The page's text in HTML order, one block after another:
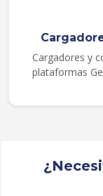
Cargadores y
plataformas